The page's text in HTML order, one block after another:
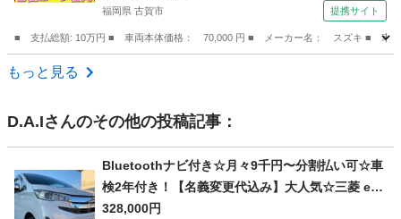
福岡県 古賀市 提携サイト
■ 支払総額: 10万円 ■ 車両本体価格： 70,000 円 ■ メーカー名： スズキ ■ 車
福岡 古賀市
もっと見る
D.A.Iさんのその他の投稿記事：
Bluetoothナビ付き☆月々9千円〜分割払い可☆車
検2年付き！【名義変更代込み】大人気☆三菱 ek
カスタム☆Bluetoothナビ付き☆走行中DVD見れ
328,000円